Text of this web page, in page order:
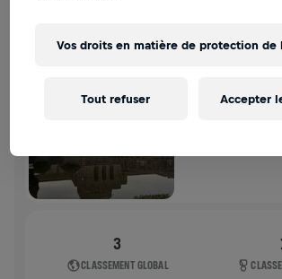
3
CLASSEMENT GLOBAL
Vos droits en matière de protection de
Tout refuser Accepter